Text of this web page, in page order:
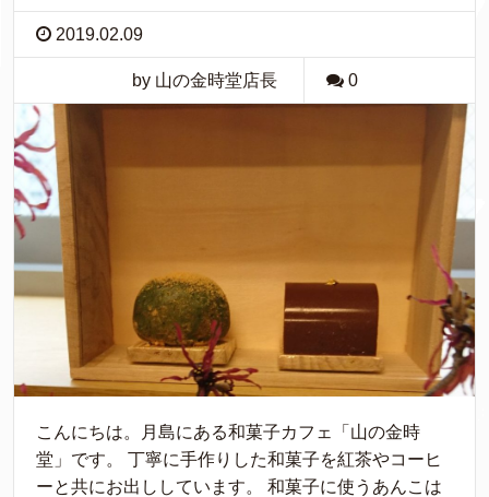
2019.02.09
by 山の金時堂店長 0
こんにちは。月島にある和菓子カフェ「山の金時
堂」です。 丁寧に手作りした和菓子を紅茶やコーヒ
ーと共にお出ししています。 和菓子に使うあんこは